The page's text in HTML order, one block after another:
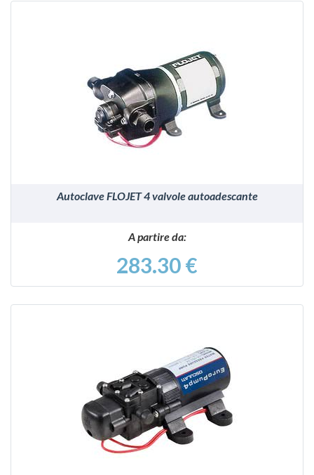
VEDI
Autoclave FLOJET 4 valvole autoadescante
A partire da:
283.30 €
VEDI